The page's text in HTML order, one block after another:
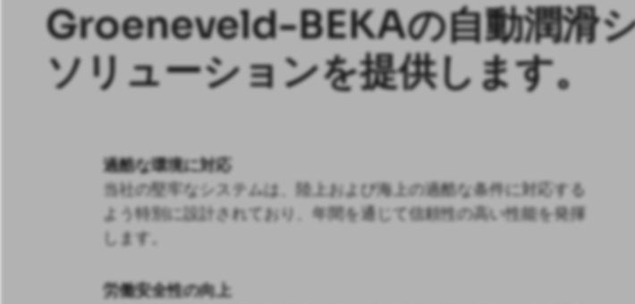
Groeneveld-BEKAの自動潤滑
ソリューションを提供します。
過酷な環境に対応
当社の堅牢なシステムは、陸上および海上の過酷な条件に対応する
よう特別に設計されており、年間を通じて信頼性の高い性能を発揮
します。
労働安全性の向上